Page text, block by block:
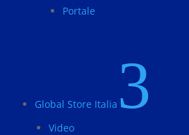
Portale
Global Store Italia 3
Video